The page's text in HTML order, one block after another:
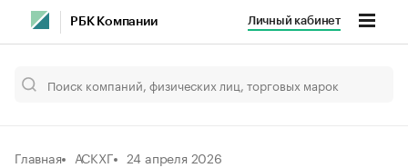
РБК Компании Личный кабинет
Главная АСКХГ 24 апреля 2026